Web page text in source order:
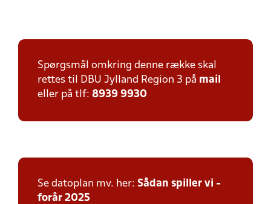
Spørgsmål omkring denne række skal
rettes til DBU Jylland Region 3 på mail
eller på tlf: 8939 9930
Se datoplan mv. her: Sådan spiller vi -
forår 2025